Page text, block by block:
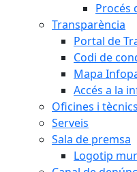
Procés
Transparència
Portal de
Codi de
Mapa
Accés a la
Oficines i
Serveis
Sala de premsa
Logotip